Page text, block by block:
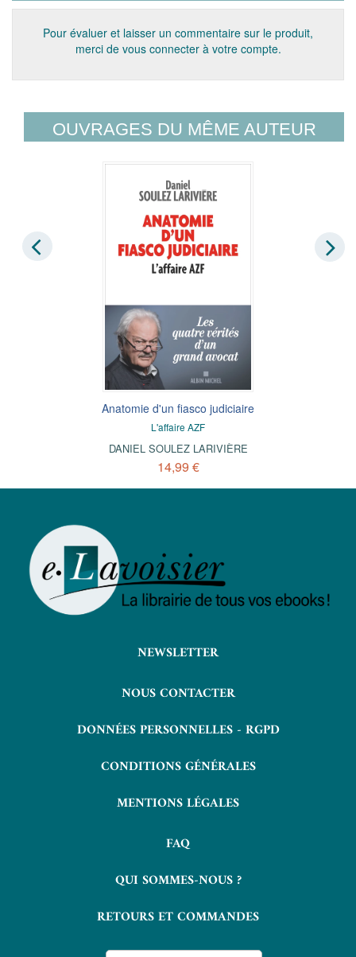
Pour évaluer et laisser un commentaire sur le produit,
merci de vous connecter à votre compte.
OUVRAGES DU MÊME AUTEUR
Anatomie d'un fiasco judiciaire
L'affaire AZF
DANIEL SOULEZ LARIVIÈRE
14,99 €
NEWSLETTER
NOUS CONTACTER
DONNÉES PERSONNELLES - RGPD
CONDITIONS GÉNÉRALES
MENTIONS LÉGALES
FAQ
QUI SOMMES-NOUS ?
RETOURS ET COMMANDES